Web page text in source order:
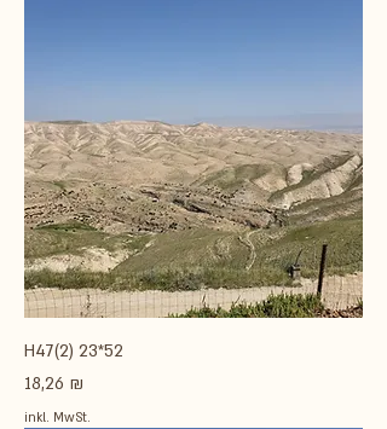
H47(2) 23*52
Preis
18,26 ₪
inkl. MwSt.